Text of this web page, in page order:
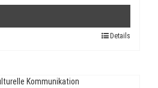
Details